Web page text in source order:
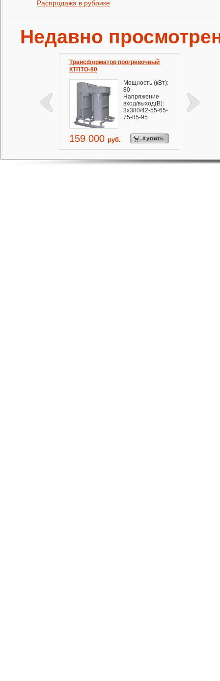
Распродажа в рубрике
Недавно
Трансформатор прогревочный
КТПТО-80
Мощность (кВт):
80
Напряжение
вход/выход(В):
3х380/42-55-65-
75-85-95
159 000 руб. Купить